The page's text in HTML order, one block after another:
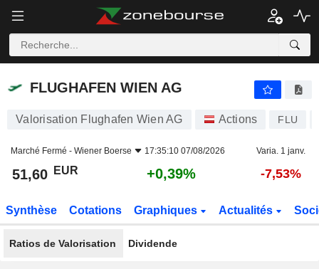
FLUGHAFEN WIEN AG
FLUGHAFEN WIEN AG
Valorisation Flughafen Wien AG Actions FLU
Marché Fermé - Wiener Boerse 17:35:10 07/08/2026 Varia. 1 janv.
51,60 EUR +0,39% -7,53%
Synthèse Cotations Graphiques Actualités
Ratios de Valorisation Dividende